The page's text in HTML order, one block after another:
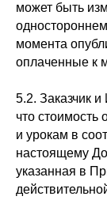
может быть
момента
оплаченные к
5.2. Заказчик
что стоимость
и урокам в
настоящему
указанная в